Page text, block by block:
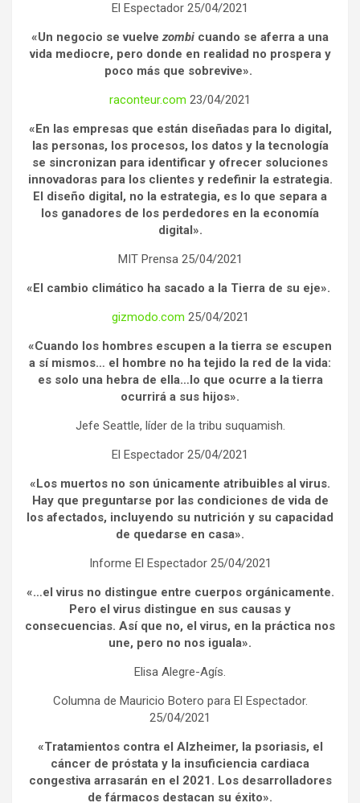
El Espectador 25/04/2021
«Un negocio se vuelvezombi cuando se aferra a una
vida mediocre, pero donde en realidad no prospera y
poco más que sobrevive».
raconteur.com 23/04/2021
«En las empresas que están diseñadas para lo digital,
las personas, los procesos, los datos y la tecnología
se sincronizan para identificar y ofrecer soluciones
innovadoras para los clientes y redefinir la estrategia.
El diseño digital, no la estrategia, es lo que separa a
los ganadores de los perdedores en la economía
digital».
MIT Prensa 25/04/2021
«El cambio climático ha sacado a la Tierra de su eje».
gizmodo.com 25/04/2021
«Cuando los hombres escupen a la tierra se escupen
a sí mismos… el hombre no ha tejido la red de la vida:
es solo una hebra de ella…lo que ocurre a la tierra
ocurrirá a sus hijos».
Jefe Seattle, líder de la tribu suquamish.
El Espectador 25/04/2021
«Los muertos no son únicamente atribuibles al virus.
Hay que preguntarse por las condiciones de vida de
los afectados, incluyendo su nutrición y su capacidad
de quedarse en casa».
Informe El Espectador 25/04/2021
«…el virus no distingue entre cuerpos orgánicamente.
Pero el virus distingue en sus causas y
consecuencias. Así que no, el virus, en la práctica nos
une, pero no nos iguala».
Elisa Alegre-Agís.
Columna de Mauricio Botero para El Espectador.
25/04/2021
«Tratamientos contra el Alzheimer, la psoriasis, el
cáncer de próstata y la insuficiencia cardiaca
congestiva arrasarán en el 2021. Los desarrolladores
de fármacos destacan su éxito».